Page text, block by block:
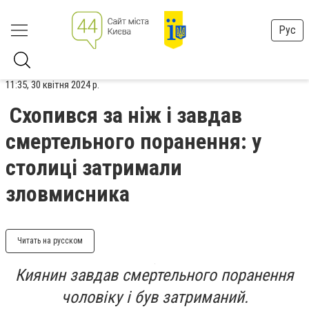
Рус
11:35, 30 квітня 2024 р.
Схопився за ніж і завдав
смертельного поранення: у
столиці затримали
зловмисника
Читать на русском
Киянин завдав смертельного поранення
чоловіку і був затриманий.